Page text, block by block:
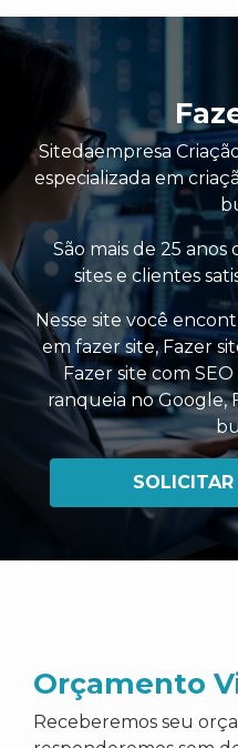
Sitedaempresa
especializada em
São mais de 25
sites e clientes
Nesse site você
em fazer site,Fazer
Fazer site com
ranqueia no Google,
Orçamento
Receberemos seu